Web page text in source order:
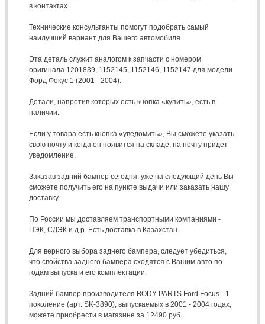
в контактах.
Технические консультанты помогут подобрать самый
наилучший вариант для Вашего автомобиля.
Эта деталь служит аналогом к запчасти с номером
оригинала 1201839, 1152145, 1152146, 1152147 для модели
Форд Фокус 1 (2001 - 2004).
Детали, напротив которых есть кнопка «купить», есть в
наличии.
Если у товара есть кнопка «уведомить», Вы сможете указать
свою почту и когда он появится на складе, на почту придёт
уведомление.
Заказав задний бампер сегодня, уже на следующий день Вы
сможете получить его на пункте выдачи или заказать нашу
доставку.
По России мы доставляем транспортными компаниями -
ПЭК, СДЭК и д.р. Есть доставка в Казахстан.
Для верного выбора заднего бампера, следует убедиться,
что свойства заднего бампера сходятся с Вашим авто по
годам выпуска и его комплектации.
Задний бампер производителя BODY PARTS Ford Focus - 1
поколение (арт. SK-3890), выпускаемых в 2001 - 2004 годах,
можете приобрести в магазине за 12490 руб.